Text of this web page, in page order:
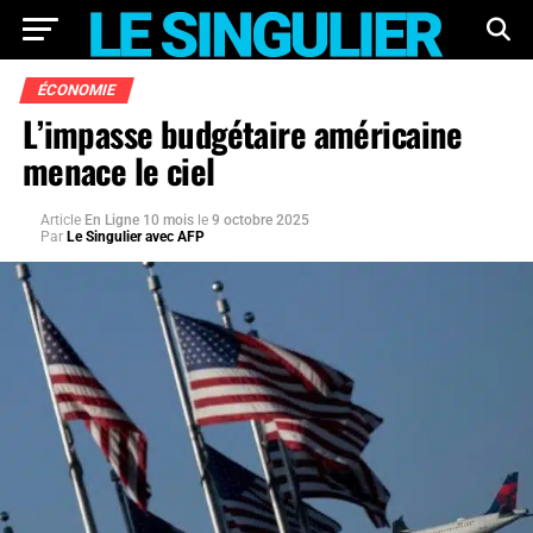
ÉCONOMIE
L’impasse budgétaire américaine
menace le ciel
Article En Ligne 10 mois le 9 octobre 2025
Par Le Singulier avec AFP